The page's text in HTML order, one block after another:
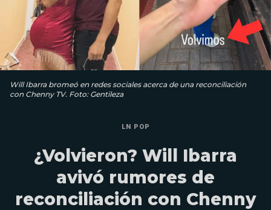
Will Ibarra bromeó en redes sociales acerca de una reconciliación
con Chenny TV. Foto: Gentileza
LN POP
¿Volvieron? Will Ibarra
avivó rumores de
reconciliación con Chenny